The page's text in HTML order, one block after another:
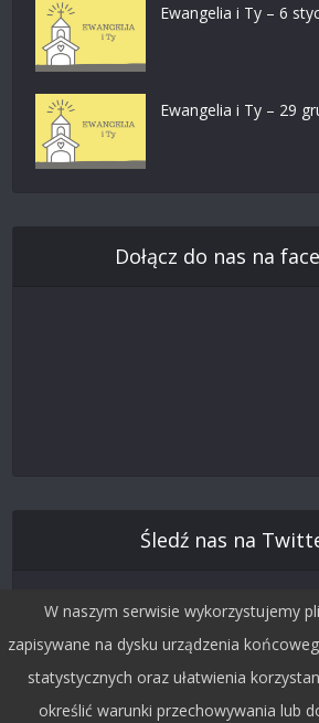
Ewangelia i Ty – 6
Ewangelia i Ty – 29
Dołącz do nas na
Śledź nas na
W naszym serwisie wykorzystujemy
zapisywane na dysku urządzenia
statystycznych oraz ułatwienia
określić warunki przechowywania lub